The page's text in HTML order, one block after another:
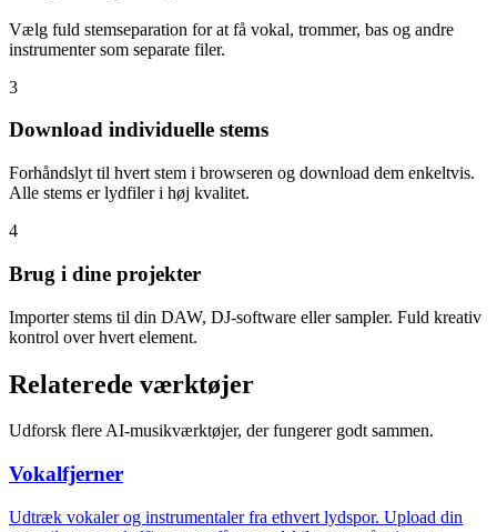
Vælg fuld stemseparation for at få vokal, trommer, bas og andre
instrumenter som separate filer.
3
Download individuelle stems
Forhåndslyt til hvert stem i browseren og download dem enkeltvis.
Alle stems er lydfiler i høj kvalitet.
4
Brug i dine projekter
Importer stems til din DAW, DJ-software eller sampler. Fuld kreativ
kontrol over hvert element.
Relaterede værktøjer
Udforsk flere AI-musikværktøjer, der fungerer godt sammen.
Vokalfjerner
Udtræk vokaler og instrumentaler fra ethvert lydspor. Upload din